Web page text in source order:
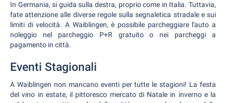
In Germania, si guida sulla destra, proprio come in Italia. Tuttavia,
fate attenzione alle diverse regole sulla segnaletica stradale e sui
limiti di velocità. A Waiblingen, è possibile parcheggiare l'auto a
noleggio nel parcheggio P+R gratuito o nei parcheggi a
pagamento in città.
Eventi Stagionali
A Waiblingen non mancano eventi per tutte le stagioni! La festa
del vino in estate, il pittoresco mercato di Natale in inverno e la